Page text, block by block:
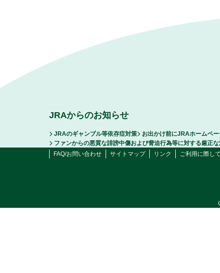
JRAからのお知らせ
JRAのギャンブル等依存症対策
お出かけ前にJRAホームペ
ファンからの悪質な誹謗中傷および脅迫行為等に対する厳正
FAQ/お問い合わせ
サイトマップ リンク ご利用に際し